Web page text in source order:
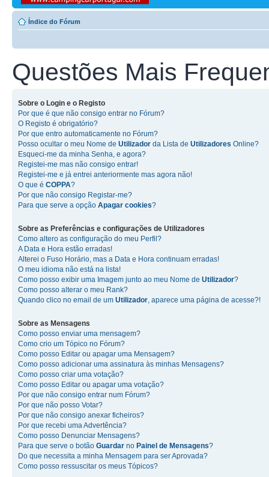
Índice do Fórum
Questões Mais
Sobre o Login e o Registo
Por que é que não consigo entrar no Fórum?
O Registo é obrigatório?
Por que entro automaticamente no Fórum?
Posso ocultar o meu Nome de Utilizador da Lista de Utilizadores Online?
Esqueci-me da minha Senha, e agora?
Registei-me mas não consigo entrar!
Registei-me e já entrei anteriormente mas agora não!
O que é COPPA?
Por que não consigo Registar-me?
Para que serve a opção Apagar cookies?
Sobre as Preferências e configurações de Utilizadores
Como altero as configuração do meu Perfil?
A Data e Hora estão erradas!
Alterei o Fuso Horário, mas a Data e Hora continuam erradas!
O meu idioma não está na lista!
Como posso exibir uma Imagem junto ao meu Nome de Utilizador?
Como posso alterar o meu Rank?
Quando clico no email de um Utilizador, aparece uma página de acesse?!
Sobre as Mensagens
Como posso enviar uma mensagem?
Como crio um Tópico no Fórum?
Como posso Editar ou apagar uma Mensagem?
Como posso adicionar uma assinatura às minhas Mensagens?
Como posso criar uma votação?
Como posso Editar ou apagar uma votação?
Por que não consigo entrar num Fórum?
Por que não posso Votar?
Por que não consigo anexar ficheiros?
Por que recebi uma Advertência?
Como posso Denunciar Mensagens?
Para que serve o botão Guardar no Painel de Mensagens?
Do que necessita a minha Mensagem para ser Aprovada?
Como posso ressuscitar os meus Tópicos?